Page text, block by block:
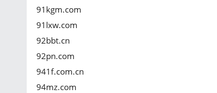
91kgm.com
91lxw.com
92bbt.cn
92pn.com
941f.com.cn
94mz.com